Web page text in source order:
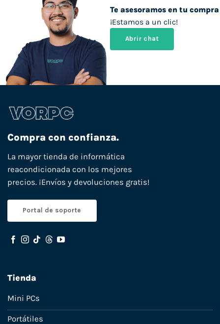
Te asesoramos en tu compra
¡Estamos a un clic!
Abrir chat
Compra con confianza.
La mayor tienda de informática
reacondicionada con los mejores
precios. ¡Envíos y devoluciones gratis!
Portal de soporte
Tienda
Mini PCs
Portátiles